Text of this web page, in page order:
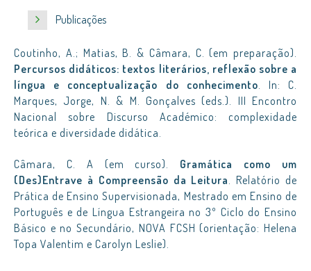
Publicações
Coutinho, A.; Matias, B. & Câmara, C. (em preparação).
Percursos didáticos: textos literários, reflexão sobre a
língua e conceptualização do conhecimento. In: C.
Marques, Jorge, N. & M. Gonçalves (eds.). III Encontro
Nacional sobre Discurso Académico: complexidade
teórica e diversidade didática.
Câmara, C. A (em curso). Gramática como um
(Des)Entrave à Compreensão da Leitura. Relatório de
Prática de Ensino Supervisionada, Mestrado em Ensino de
Português e de Língua Estrangeira no 3º Ciclo do Ensino
Básico e no Secundário, NOVA FCSH (orientação: Helena
Topa Valentim e Carolyn Leslie).